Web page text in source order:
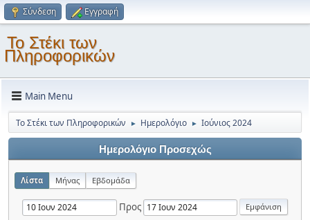
Σύνδεση Εγγραφή
Το Στέκι των
Πληροφορικών
Main Menu
Το Στέκι των Πληροφορικών ► Ημερολόγιο ► Ιούνιος 2024
Ημερολόγιο Προσεχώς
Λίστα Μήνας Εβδομάδα
Προς